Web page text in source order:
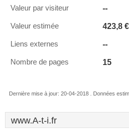
Valeur par visiteur --
Valeur estimée 423,8 €
Liens externes --
Nombre de pages 15
Dernière mise à jour: 20-04-2018 . Données
www.A-t-i.fr